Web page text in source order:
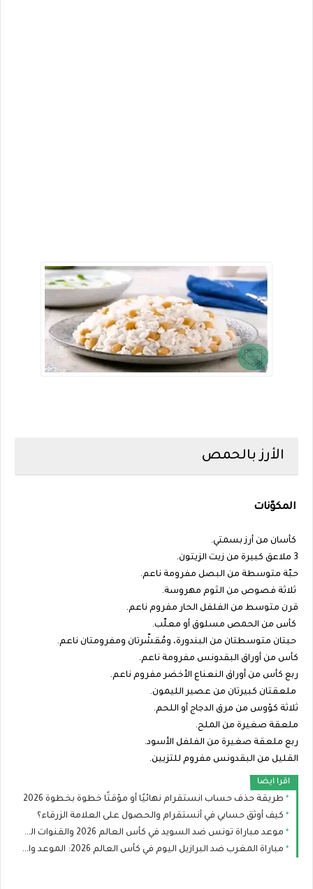
الأرز بالحمص
المكوّنات
كأسان من أرز بسمتي.
3 ملاعق كبيرة من زيت الزيتون.
حبّة متوسطة من البصل مفرومة ناعم.
ثلاثة فصوص من الثوم مهروسة.
قرن متوسط من الفلفل الحار مفروم ناعم.
كأس من الحمص مسلوق أو معلّب.
حبتان متوسطتان من البندورة، ومُقشّرتان ومفرومتان ناعم.
كأس من أوراق البقدونس مفرومة ناعم.
ربع كأس من أوراق النعناع الأخضر مفروم ناعم.
ملعقتان كبيرتان من عصير الليمون.
ثلاثة كؤوس من مرق الدجاج أو اللحم.
ملعقة صغيرة من الملح.
ربع ملعقة صغيرة من الفلفل الأسود.
القليل من البقدونس مفروم للتزيين.
اقرا ايضا
طريقة حذف حساب انستقرام نهائيًا أو مؤقتًا خطوة بخطوة 2026
كيف أوثق حسابي في أنستقرام والحصول على العلامة الزرقاء؟
موعد مباراة تونس ضد السويد في كأس العالم 2026 والقنوات الناقلة والتشكيل
مباراة المغرب ضد البرازيل اليوم في كأس العالم 2026: الموعد والقنوات الناقلة والتشكيل